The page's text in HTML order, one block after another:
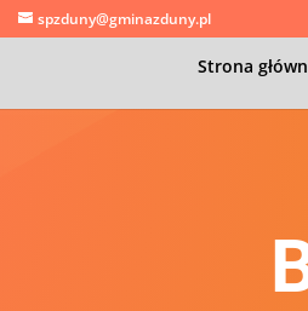
spzduny@gminazduny.pl
Strona